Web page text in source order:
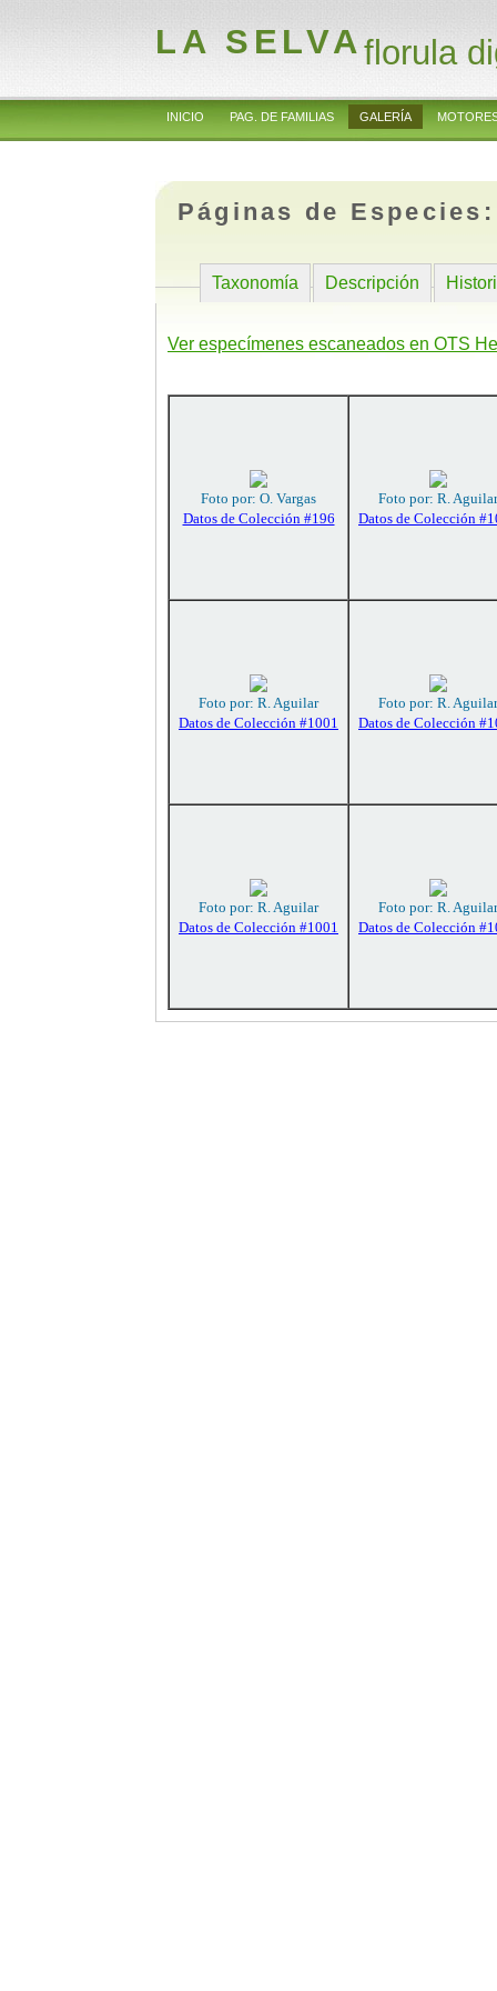
LA SELVAflorula
INICIO PAG. DE FAMILIAS GALERÍA
Páginas de
Taxonomía Descripción
Ver especímenes escaneados en OTS
Foto por: O. Vargas
Datos de Colección #196
Foto por: R. Aguilar
Datos de Colección
Foto por: R. Aguilar
Datos de Colección #1001
Foto por: R. Aguilar
Datos de Colección
Foto por: R. Aguilar
Datos de Colección #1001
Foto por: R. Aguilar
Datos de Colección